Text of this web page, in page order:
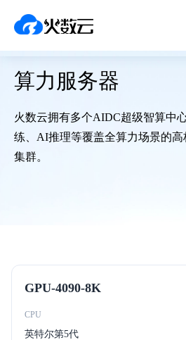
算力服务器
火数云拥有多个AIDC超级智算中
练、AI推理等覆盖全算力场景的
集群。
GPU-4090-8K
CPU
英特尔第5代